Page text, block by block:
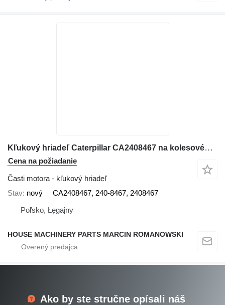
Kľukový hriadeľ Caterpillar CA2408467 na kolesového nakladača Caterpillar 3056E, 550B, 560B, 564, 574B, 924G, 924GZ, 930G, IT28G, M316C, M318C, M318C, M322C
Cena na požiadanie
Časti motora - kľukový hriadeľ
Stav nový
CA2408467, 240-8467, 2408467
Poľsko, Łęgajny
HOUSE MACHINERY PARTS MARCIN ROMANOWSKI
Ako by ste stručne opísali náš